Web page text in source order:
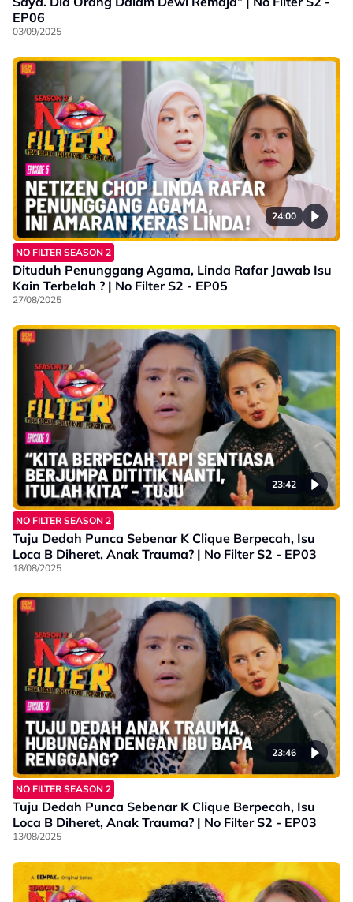
EP06
03/09/2025
24:00
NO FILTER SEASON 2
Dituduh Penunggang Agama, Linda Rafar Jawab Isu
Kain Terbelah ? | No Filter S2 - EP05
27/08/2025
23:42
NO FILTER SEASON 2
Tuju Dedah Punca Sebenar K Clique Berpecah, Isu
Loca B Diheret, Anak Trauma? | No Filter S2 - EP03
18/08/2025
23:46
NO FILTER SEASON 2
Tuju Dedah Punca Sebenar K Clique Berpecah, Isu
Loca B Diheret, Anak Trauma? | No Filter S2 - EP03
13/08/2025